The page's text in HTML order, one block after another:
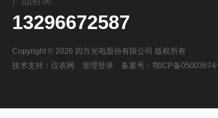
13296672587
Copyright © 2026 四方光电股份有限公司 版权所有
技术支持： 仪表网 管理登录 备案号： 鄂ICP备05003674